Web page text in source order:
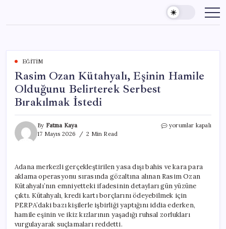
content
EĞITIM
Rasim Ozan Kütahyalı, Eşinin Hamile
Olduğunu Belirterek Serbest
Bırakılmak İstedi
By Fatma Kaya
17 Mayıs 2026
2 Min Read
Rasim
Olduğunu
Belirterek
Serbest
Bırakılmak
İstedi
için
yorumlar kapalı
Adana merkezli gerçekleştirilen yasa dışı bahis ve kara para
aklama operasyonu sırasında gözaltına alınan Rasim Ozan
Kütahyalı’nın emniyetteki ifadesinin detayları gün yüzüne
çıktı. Kütahyalı, kredi kartı borçlarını ödeyebilmek için
PERPA’daki bazı kişilerle işbirliği yaptığını iddia ederken,
hamile eşinin ve ikiz kızlarının yaşadığı ruhsal zorlukları
vurgulayarak suçlamaları reddetti.